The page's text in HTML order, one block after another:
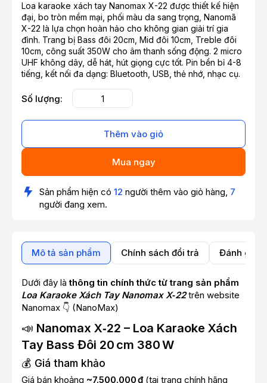
Loa karaoke xách tay Nanomax X-22 được thiết kế hiện
đại, bo tròn mềm mại, phối màu da sang trọng, Nanomã
X-22 là lựa chọn hoàn hảo cho không gian giải trí gia
đình. Trang bị Bass đôi 20cm, Mid đôi 10cm, Treble đôi
10cm, công suất 350W cho âm thanh sống động. 2 micro
UHF không dây, dễ hát, hút giọng cực tốt. Pin bền bỉ 4-8
tiếng, kết nối đa dạng: Bluetooth, USB, thẻ nhớ, nhạc cụ.
Số lượng:
Thêm vào giỏ
Mua ngay
Sản phẩm hiện có 12 người thêm vào giỏ hàng, 7
người đang xem.
Mô tả sản phẩm Chính sách đổi trả Đánh giá
Dưới đây làthông tin chính thức từ trang sản phẩm
Loa Karaoke Xách Tay Nanomax X‑22trên website
Nanomax 👇 (NanoMax)
📣 Nanomax X‑22 – Loa Karaoke Xách
Tay Bass Đôi 20 cm 380 W
💰 Giá tham khảo
Giá bán khoảng ~7.500.000 ₫(tại trang chính hãng